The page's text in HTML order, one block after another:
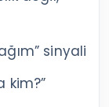
sinyali
kim?”